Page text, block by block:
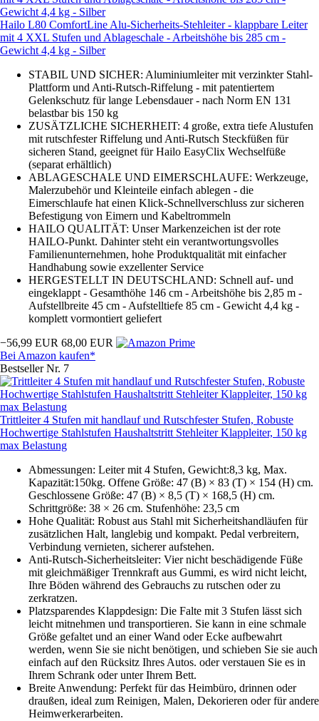
Hailo L80 ComfortLine Alu-Sicherheits-Stehleiter - klappbare Leiter
mit 4 XXL Stufen und Ablageschale - Arbeitshöhe bis 285 cm -
Gewicht 4,4 kg - Silber
STABIL UND SICHER: Aluminiumleiter mit verzinkter Stahl-
Plattform und Anti-Rutsch-Riffelung - mit patentiertem
Gelenkschutz für lange Lebensdauer - nach Norm EN 131
belastbar bis 150 kg
ZUSÄTZLICHE SICHERHEIT: 4 große, extra tiefe Alustufen
mit rutschfester Riffelung und Anti-Rutsch Steckfüßen für
sicheren Stand, geeignet für Hailo EasyClix Wechselfüße
(separat erhältlich)
ABLAGESCHALE UND EIMERSCHLAUFE: Werkzeuge,
Malerzubehör und Kleinteile einfach ablegen - die
Eimerschlaufe hat einen Klick-Schnellverschluss zur sicheren
Befestigung von Eimern und Kabeltrommeln
HAILO QUALITÄT: Unser Markenzeichen ist der rote
HAILO-Punkt. Dahinter steht ein verantwortungsvolles
Familienunternehmen, hohe Produktqualität mit einfacher
Handhabung sowie exzellenter Service
HERGESTELLT IN DEUTSCHLAND: Schnell auf- und
eingeklappt - Gesamthöhe 146 cm - Arbeitshöhe bis 2,85 m -
Aufstellbreite 45 cm - Aufstelltiefe 85 cm - Gewicht 4,4 kg -
komplett vormontiert geliefert
−56,99 EUR 68,00 EUR
Bei Amazon kaufen*
Bestseller Nr. 7
Trittleiter 4 Stufen mit handlauf und Rutschfester Stufen, Robuste
Hochwertige Stahlstufen Haushaltstritt Stehleiter Klappleiter, 150 kg
max Belastung
Abmessungen: Leiter mit 4 Stufen, Gewicht:8,3 kg, Max.
Kapazität:150kg. Offene Größe: 47 (B) × 83 (T) × 154 (H) cm.
Geschlossene Größe: 47 (B) × 8,5 (T) × 168,5 (H) cm.
Schrittgröße: 38 × 26 cm. Stufenhöhe: 23,5 cm
Hohe Qualität: Robust aus Stahl mit Sicherheitshandläufen für
zusätzlichen Halt, langlebig und kompakt. Pedal verbreitern,
Verbindung vernieten, sicherer aufstehen.
Anti-Rutsch-Sicherheitsleiter: Vier nicht beschädigende Füße
mit gleichmäßiger Trennkraft aus Gummi, es wird nicht leicht,
Ihre Böden während des Gebrauchs zu rutschen oder zu
zerkratzen.
Platzsparendes Klappdesign: Die Falte mit 3 Stufen lässt sich
leicht mitnehmen und transportieren. Sie kann in eine schmale
Größe gefaltet und an einer Wand oder Ecke aufbewahrt
werden, wenn Sie sie nicht benötigen, und schieben Sie sie auch
einfach auf den Rücksitz Ihres Autos. oder verstauen Sie es in
Ihrem Schrank oder unter Ihrem Bett.
Breite Anwendung: Perfekt für das Heimbüro, drinnen oder
draußen, ideal zum Reinigen, Malen, Dekorieren oder für andere
Heimwerkerarbeiten.